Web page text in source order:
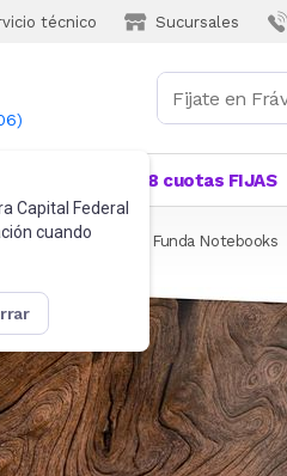
técnico Sucursales
)
Capital Federal
cuando
18 cuotas FIJAS
de Informática Funda Notebooks